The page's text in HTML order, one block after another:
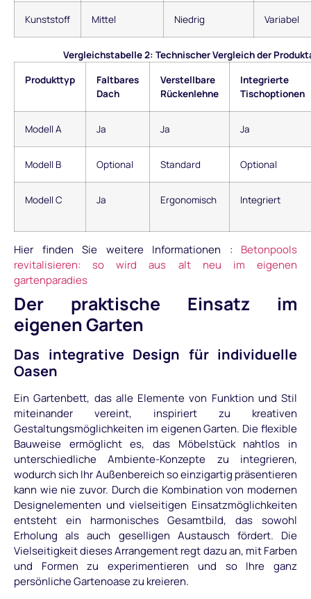
Kunststoff Mittel Niedrig Variabel
Vergleichstabelle 2: Technischer Vergleich der
Produkttyp
Faltbares
Dach
Verstellbare
Rückenlehne
Integrierte
Tischoptionen
Modell A Ja Ja Ja
Modell B Optional Standard Optional
Modell C Ja Ergonomisch Integriert
Hier finden Sie weitere Informationen : Betonpools
revitalisieren: so wird aus alt neu im eigenen
gartenparadies
Der praktische Einsatz im
eigenen Garten
Das integrative Design für individuelle
Oasen
Ein Gartenbett, das alle Elemente von Funktion und Stil
miteinander vereint, inspiriert zu kreativen
Gestaltungsmöglichkeiten im eigenen Garten. Die flexible
Bauweise ermöglicht es, das Möbelstück nahtlos in
unterschiedliche Ambiente-Konzepte zu integrieren,
wodurch sich Ihr Außenbereich so einzigartig präsentieren
kann wie nie zuvor. Durch die Kombination von modernen
Designelementen und vielseitigen Einsatzmöglichkeiten
entsteht ein harmonisches Gesamtbild, das sowohl
Erholung als auch geselligen Austausch fördert. Die
Vielseitigkeit dieses Arrangement regt dazu an, mit Farben
und Formen zu experimentieren und so Ihre ganz
persönliche Gartenoase zu kreieren.